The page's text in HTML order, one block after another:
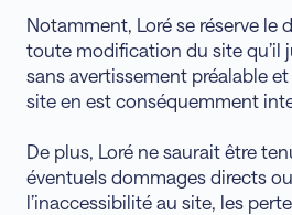
Notamment, Loré se réserve le
toute modification du site qu’il
sans avertissement préalable et
site en est conséquemment
De plus, Loré ne saurait être
éventuels dommages directs
l’inaccessibilité au site, les